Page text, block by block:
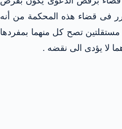
فى قضاء هذه المحكمة من أنه
مستقلتين تصح كل منهما بمفردها
لا يؤدى الى نقضه .